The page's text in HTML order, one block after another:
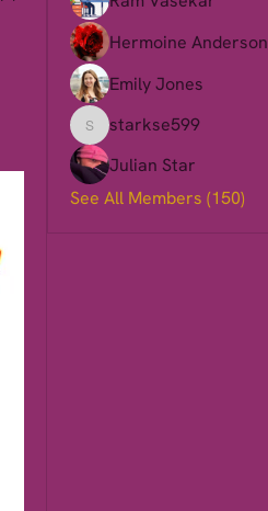
Hermoine Anderson
Emily Jones
starkse599
starkse599
Julian Star
See All Members (150)